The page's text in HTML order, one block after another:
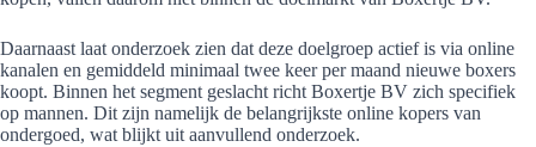
Daarnaast laat onderzoek zien dat deze doelgroep actief is via online
kanalen en gemiddeld minimaal twee keer per maand nieuwe boxers
koopt. Binnen het segment geslacht richt Boxertje BV zich specifiek
op mannen. Dit zijn namelijk de belangrijkste online kopers van
ondergoed, wat blijkt uit aanvullend onderzoek.